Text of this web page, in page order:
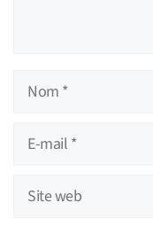
Nom
Site
web